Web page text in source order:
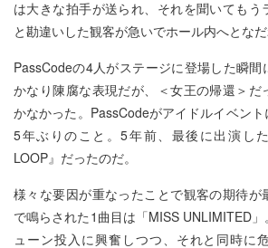
は大きな拍手が送られ、それを聞いてもう
と勘違いした観客が急いでホール内へとなだ
PassCodeの4人がステージに登場した瞬間
かなり陳腐な表現だが、＜女王の帰還＞だ
かなかった。PassCodeがアイドルイベン
5年ぶりのこと。5年前、最後に出演し
LOOP』だったのだ。
様々な要因が重なったことで観客の期待が
で鳴らされた1曲目は「MISS UNLIMITED
ューン投入に興奮しつつ、それと同時に